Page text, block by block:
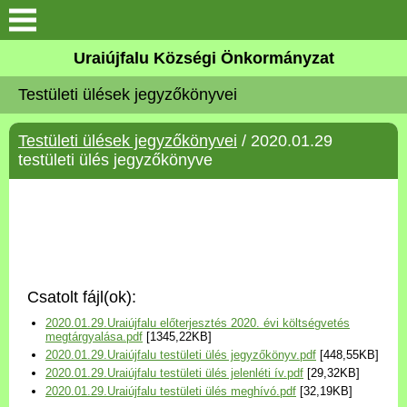
Köszöntő
Elérhetőségek
Uraiújfalu
Választási információk
Versenyképes Járások
Program
Uraiújfalu Községi Önkormányzat
Testületi ülések jegyzőkönyvei
Testületi ülések jegyzőkönyvei / 2020.01.29
testületi ülés jegyzőkönyve
Csatolt fájl(ok):
2020.01.29.Uraiújfalu előterjesztés 2020. évi költségvetés
megtárgyalása.pdf [1345,22KB]
2020.01.29.Uraiújfalu testületi ülés jegyzőkönyv.pdf [448,55KB]
2020.01.29.Uraiújfalu testületi ülés jelenléti ív.pdf [29,32KB]
2020.01.29.Uraiújfalu testületi ülés meghívó.pdf [32,19KB]